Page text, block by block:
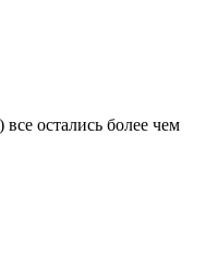
остались более чем